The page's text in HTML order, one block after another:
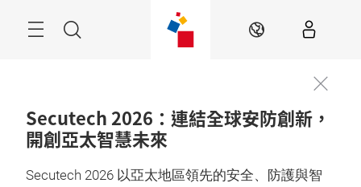
目
ZH
Secutech 2026：連結全球安防創新，
開創亞太智慧未來
Secutech 2026 以亞太地區領先的安全、防護與智